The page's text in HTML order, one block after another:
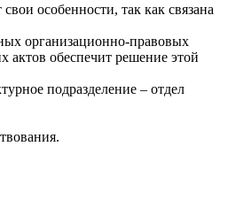
особенности, так как связана
организационно-правовых
обеспечит решение этой
подразделение – отдел